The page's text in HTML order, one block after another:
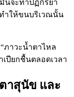
นจะทำปฏิกิริยา
ำให้ขนบริเวณนั้น
ภาวะน้ำตาไหล
เปียกชื้นตลอดเวลา
าสุนัข และ